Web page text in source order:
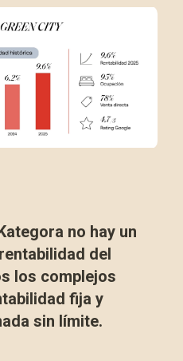
no hay un
del
los complejos
fija y
sin límite.